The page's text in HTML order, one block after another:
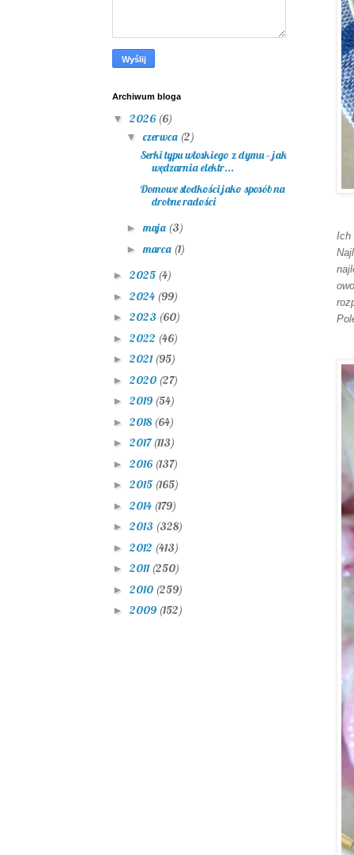
Ich
Archiwum bloga
▼ 2026 (6)
▼czerwca (2)
Serki typu włoskiego z dymu – jak
wędzarnia elektr...
Domowe słodkości jako sposób na
drobne radości
►maja (3)
► marca (1)
► 2025 (4)
► 2024 (99)
► 2023 (60)
► 2022 (46)
► 2021 (95)
► 2020 (27)
► 2019 (54)
► 2018 (64)
► 2017(113)
► 2016 (137)
► 2015 (165)
► 2014 (179)
► 2013 (328)
► 2012 (413)
► 2011 (250)
► 2010 (259)
► 2009 (152)